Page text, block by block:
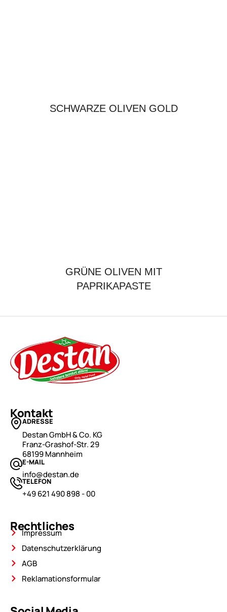
SCHWARZE OLIVEN GOLD
GRÜNE OLIVEN MIT
PAPRIKAPASTE
Kontakt
ADRESSE
Destan GmbH & Co. KG
Franz-Grashof-Str. 29
68199 Mannheim
E-MAIL
info@destan.de
TELEFON
+49 621 490 898 - 00
Rechtliches
Impressum
Datenschutzerklärung
AGB
Reklamationsformular